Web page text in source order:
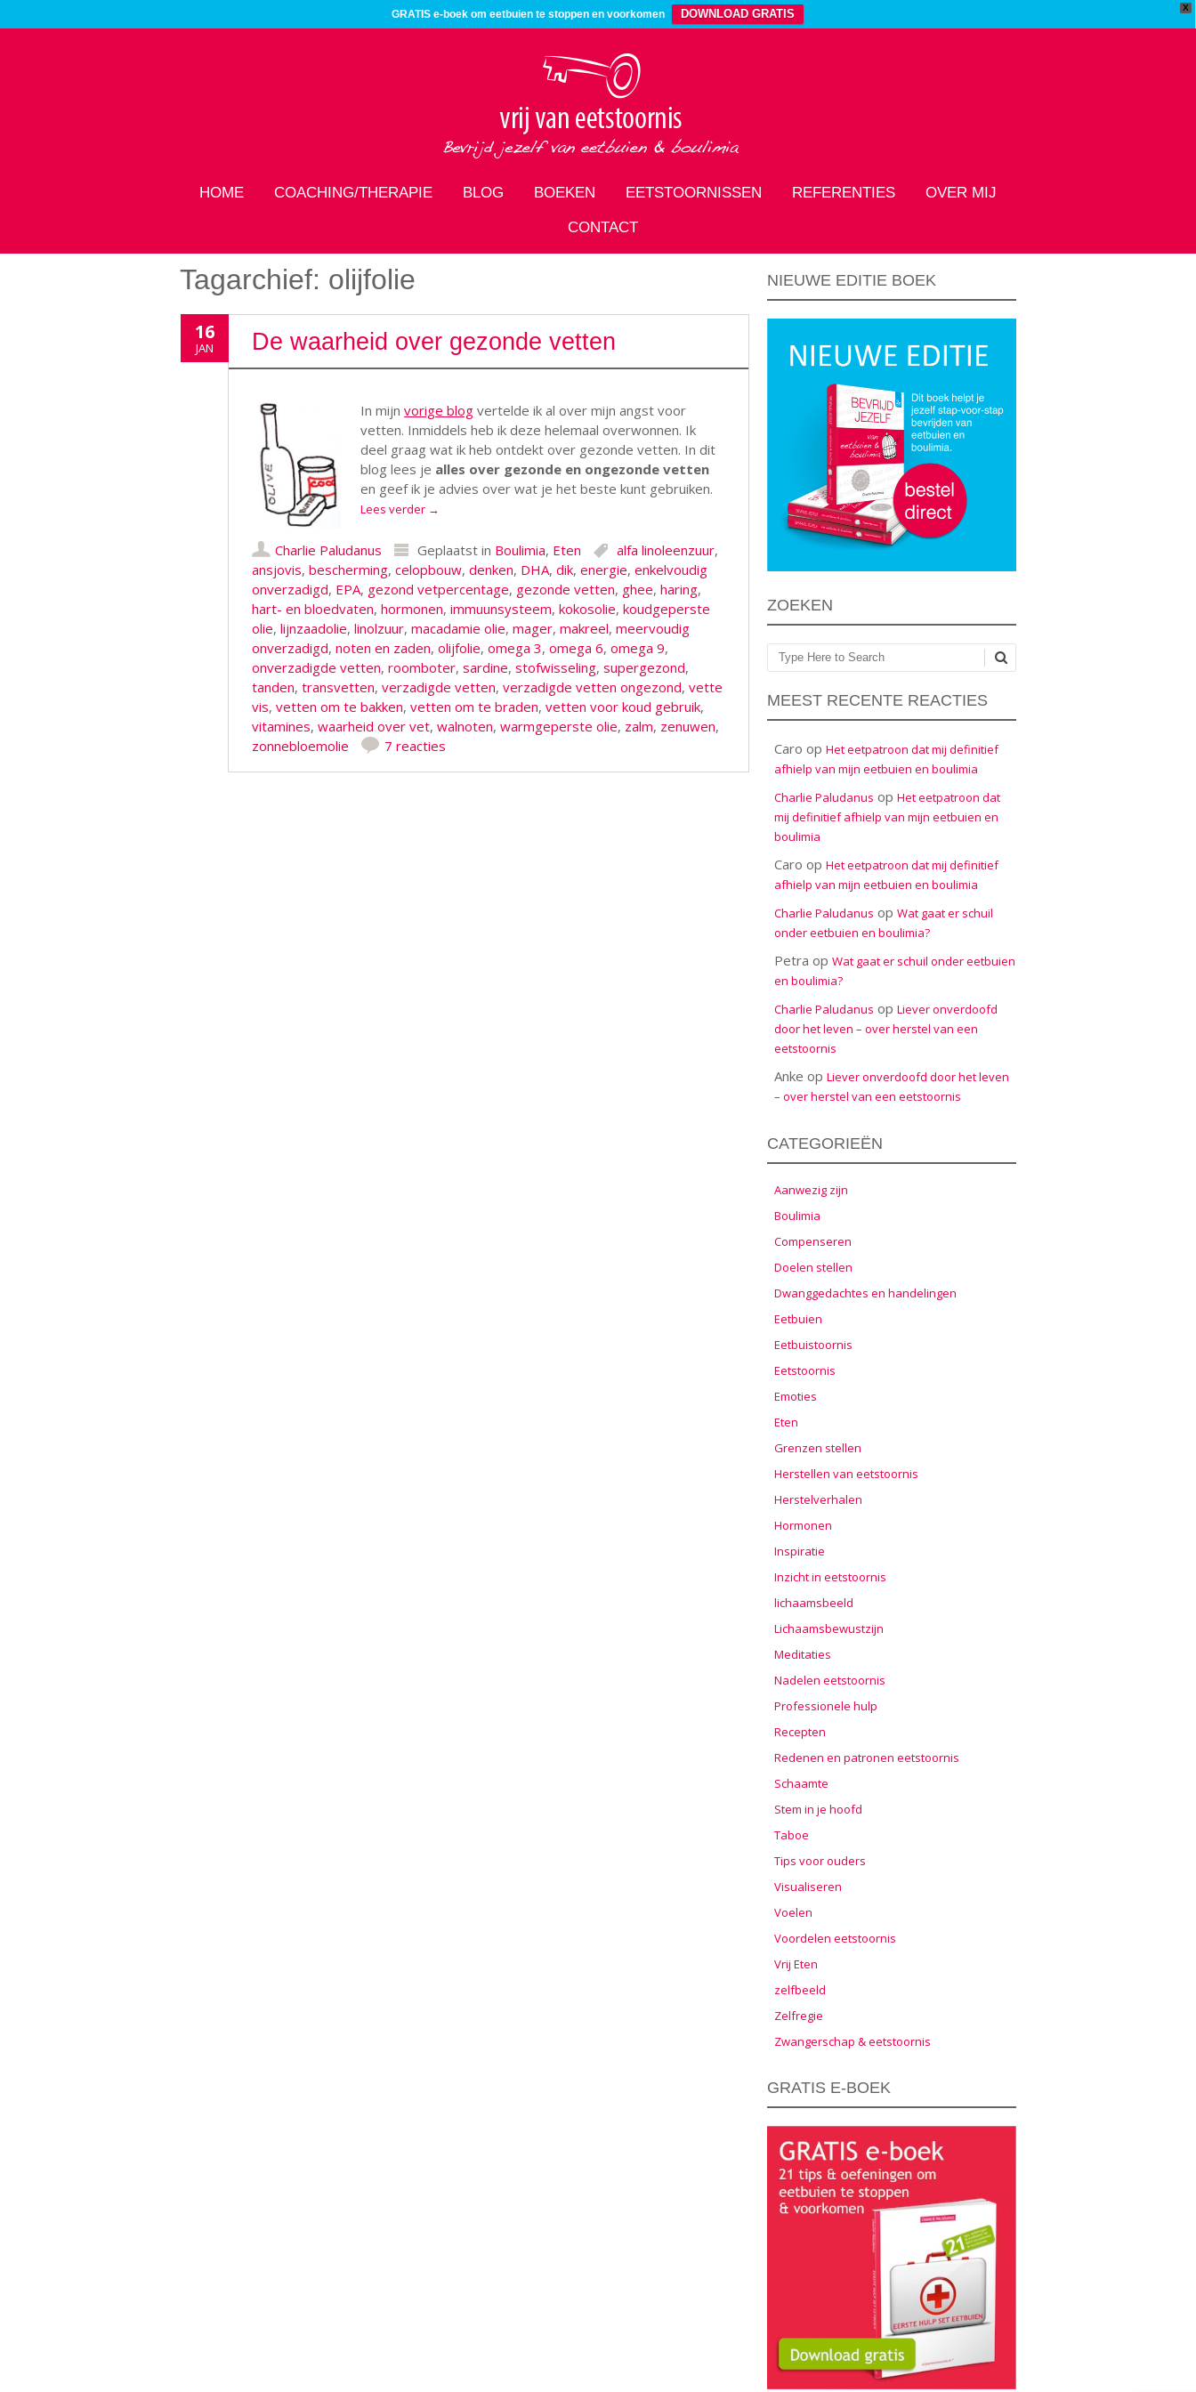
X
GRATIS e-boek om eetbuien te stoppen en voorkomen DOWNLOAD GRATIS
HOME COACHING/THERAPIE BLOG BOEKEN EETSTOORNISSEN REFERENTIES OVER MIJ
CONTACT
Tagarchief: olijfolie
16
JAN De waarheid over gezonde vetten
In mijnvorige blog vertelde ik al over mijn angst voor
vetten. Inmiddels heb ik deze helemaal overwonnen. Ik
deel graag wat ik heb ontdekt over gezonde vetten. In dit
blog lees je alles over gezonde en ongezonde vetten
en geef ik je advies over wat je het beste kunt gebruiken.
Lees verder →
Charlie Paludanus Geplaatst in Boulimia, Eten alfa linoleenzuur,
ansjovis, bescherming, celopbouw, denken, DHA, dik, energie, enkelvoudig
onverzadigd, EPA, gezond vetpercentage, gezonde vetten, ghee, haring,
hart- en bloedvaten, hormonen, immuunsysteem, kokosolie, koudgeperste
olie, lijnzaadolie, linolzuur, macadamie olie, mager, makreel, meervoudig
onverzadigd, noten en zaden, olijfolie, omega 3, omega 6, omega 9,
onverzadigde vetten, roomboter, sardine, stofwisseling, supergezond,
tanden, transvetten, verzadigde vetten, verzadigde vetten ongezond, vette
vis, vetten om te bakken, vetten om te braden, vetten voor koud gebruik,
vitamines, waarheid over vet, walnoten, warmgeperste olie, zalm, zenuwen,
zonnebloemolie
7 reacties
NIEUWE EDITIE BOEK
ZOEKEN
Zoeken
MEEST RECENTE REACTIES
Caro op Het eetpatroon dat mij definitief
afhielp van mijn eetbuien en boulimia
Charlie Paludanus op Het eetpatroon dat
mij definitief afhielp van mijn eetbuien en
boulimia
Caro op Het eetpatroon dat mij definitief
afhielp van mijn eetbuien en boulimia
Charlie Paludanus op Wat gaat er schuil
onder eetbuien en boulimia?
Petra op Wat gaat er schuil onder eetbuien
en boulimia?
Charlie Paludanus op Liever onverdoofd
door het leven – over herstel van een
eetstoornis
Anke op Liever onverdoofd door het leven
– over herstel van een eetstoornis
CATEGORIEËN
Aanwezig zijn
Boulimia
Compenseren
Doelen stellen
Dwanggedachtes en handelingen
Eetbuien
Eetbuistoornis
Eetstoornis
Emoties
Eten
Grenzen stellen
Herstellen van eetstoornis
Herstelverhalen
Hormonen
Inspiratie
Inzicht in eetstoornis
lichaamsbeeld
Lichaamsbewustzijn
Meditaties
Nadelen eetstoornis
Professionele hulp
Recepten
Redenen en patronen eetstoornis
Schaamte
Stem in je hoofd
Taboe
Tips voor ouders
Visualiseren
Voelen
Voordelen eetstoornis
Vrij Eten
zelfbeeld
Zelfregie
Zwangerschap & eetstoornis
GRATIS E-BOEK